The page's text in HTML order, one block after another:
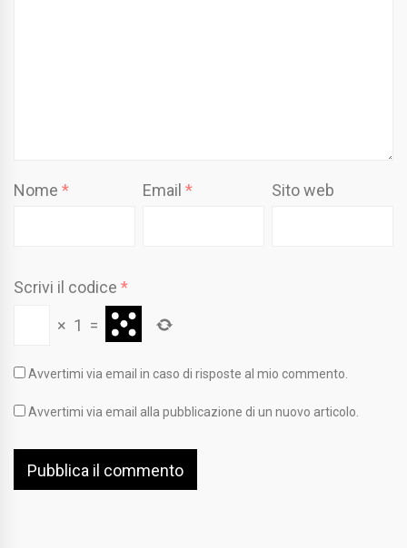
Nome * Email* Sito web
Scrivi il codice *
× 1 =
Avvertimi via email in caso di risposte al mio commento.
Avvertimi via email alla pubblicazione di un nuovo articolo.